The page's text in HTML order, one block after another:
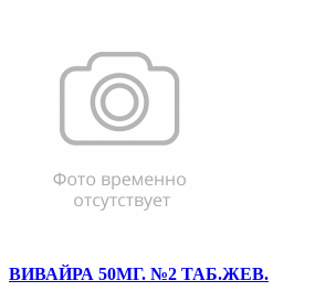
ВИВАЙРА 50МГ. №2 ТАБ.ЖЕВ.